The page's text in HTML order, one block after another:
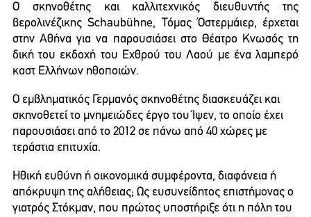
O σκηνοθέτης και καλλιτεχνικός διευθυντής της
βερολινέζικης Schaubühne, Τόμας Όστερμάιερ, έρχεται
στην Αθήνα για να παρουσιάσει στο Θέατρο Κνωσός τη
δική του εκδοχή του Εχθρού του Λαού με ένα λαμπερό
καστ Ελλήνων ηθοποιών.
Ο εμβληματικός Γερμανός σκηνοθέτης διασκευάζει και
σκηνοθετεί το μνημειώδες έργο του Ίψεν, το οποίο έχει
παρουσιάσει από το 2012 σε πάνω από 40 χώρες με
τεράστια επιτυχία.
Ηθική ευθύνη ή οικονομικά συμφέροντα, διαφάνεια ή
απόκρυψη της αλήθειας; Ως ευσυνείδητος επιστήμονας ο
γιατρός Στόκμαν, που πρώτος υποστήριξε ότι η πόλη του